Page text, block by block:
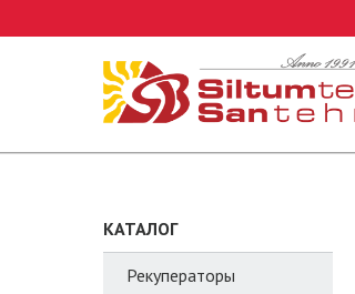
КАТАЛОГ
Рекуператоры